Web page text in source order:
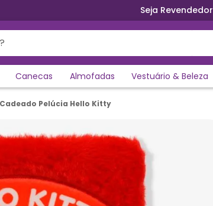
Parcele em até 12x sem jurosSeja Revendedor
Canecas Almofadas Vestuário & Beleza
Pelúcia Hello Kitty